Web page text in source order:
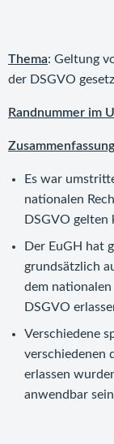
Thema: Geltung
der DSGVO
Randnummer im
Zusammenfassung
Es war
nationalen
DSGVO gelten
Der EuGH hat
grundsätzlich
dem
DSGVO
Verschiedene
verschiedenen
erlassen
anwendbar sein